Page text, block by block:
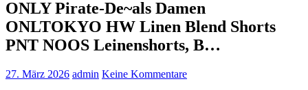
ONLY Pirate-De~als Damen
ONLTOKYO HW Linen Blend Shorts
PNT NOOS Leinenshorts, B…
27. März 2026 admin Keine Kommentare